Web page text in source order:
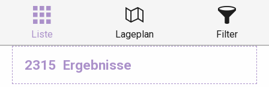
Liste Lageplan Filter
2315 Ergebnisse